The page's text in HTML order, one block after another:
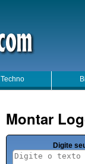
Techno
Montar
Digite